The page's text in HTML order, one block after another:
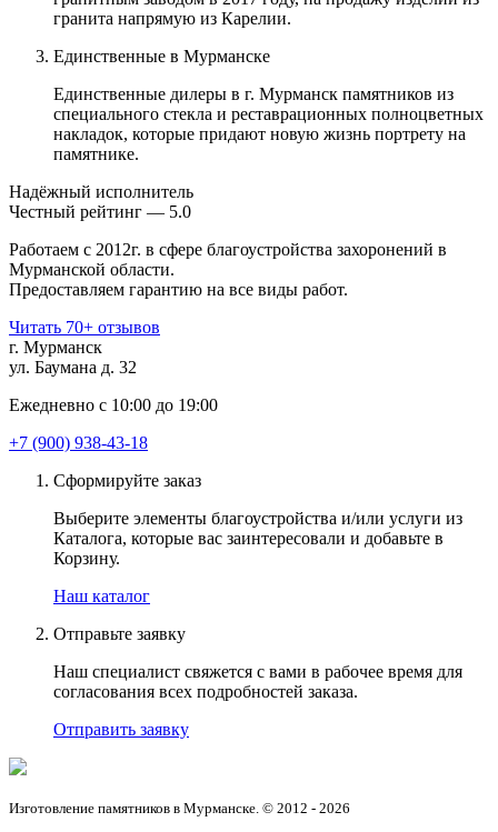
гранита напрямую из Карелии.
Единственные в Мурманске
Единственные дилеры в г. Мурманск памятников из
специального стекла и реставрационных полноцветных
накладок, которые придают новую жизнь портрету на
памятнике.
Надёжный исполнитель
Чеcтный рейтинг — 5.0
Работаем с 2012г. в сфере благоустройства захоронений в
Мурманской области.
Предоставляем гарантию на все виды работ.
Читать 70+ отзывов
г. Мурманск
ул. Баумана д. 32
Ежедневно с 10:00 до 19:00
+7 (900) 938-43-18
Сформируйте заказ
Выберите элементы благоустройства и/или услуги из
Каталога, которые вас заинтересовали и добавьте в
Корзину.
Наш каталог
Отправьте заявку
Наш специалист свяжется с вами в рабочее время для
согласования всех подробностей заказа.
Отправить заявку
Изготовление памятников в Мурманске. © 2012 - 2026